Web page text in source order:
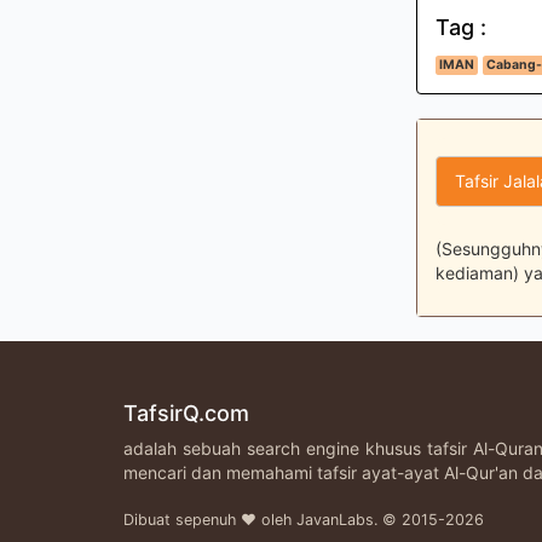
Tag :
IMAN
Tafsir
kediaman)
TafsirQ.com
adalah sebuah search engine khusus tafsir Al-
mencari dan memahami tafsir ayat-ayat Al-Qur'an
Dibuat sepenuh ♥ oleh JavanLabs. © 2015-2026